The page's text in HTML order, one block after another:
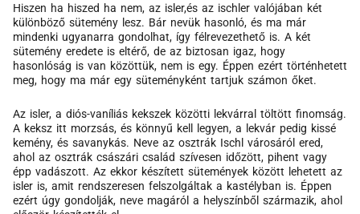
Hiszen ha hiszed ha nem, az isler,és az ischler valójában két
különböző sütemény lesz. Bár nevük hasonló, és ma már
mindenki ugyanarra gondolhat, így félrevezethető is. A két
sütemény eredete is eltérő, de az biztosan igaz, hogy
hasonlóság is van közöttük, nem is egy. Éppen ezért történhetett
meg, hogy ma már egy süteményként tartjuk számon őket.
Az isler, a diós-vaníliás kekszek közötti lekvárral töltött finomság.
A keksz itt morzsás, és könnyű kell legyen, a lekvár pedig kissé
kemény, és savanykás. Neve az osztrák Ischl városáról ered,
ahol az osztrák császári család szívesen időzött, pihent vagy
épp vadászott. Az ekkor készített sütemények között lehetett az
isler is, amit rendszeresen felszolgáltak a kastélyban is. Éppen
ezért úgy gondolják, neve magáról a helyszínből származik, ahol